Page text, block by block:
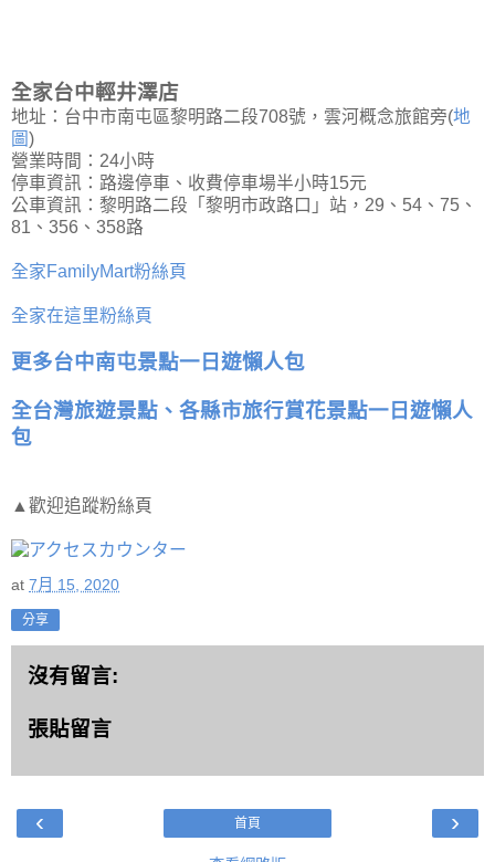
全家台中輕井澤店
地址：台中市南屯區黎明路二段708號，雲河概念旅館旁(地
圖)
營業時間：24小時
停車資訊：路邊停車、收費停車場半小時15元
公車資訊：黎明路二段「黎明市政路口」站，29、54、75、
81、356、358路
全家FamilyMart粉絲頁
全家在這里粉絲頁
更多台中南屯景點一日遊懶人包
全台灣旅遊景點、各縣市旅行賞花景點一日遊懶人
包
▲歡迎追蹤粉絲頁
at 7月 15, 2020
分享
沒有留言:
張貼留言
‹ ›
首頁